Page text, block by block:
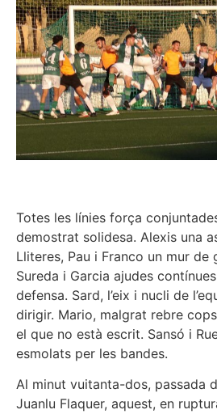
Totes les línies força
demostrat solidesa. Alexis una
Lliteres, Pau i Franco un mur de
Sureda i Garcia ajudes
defensa. Sard, l’eix i nucli de
dirigir. Mario, malgrat rebre
el que no està escrit. Sansó i
esmolats per les bandes.
Al minut vuitanta-dos, passada
Juanlu Flaquer, aquest, en